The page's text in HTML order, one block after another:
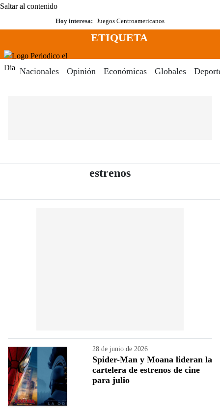
Saltar al contenido
Hoy interesa: Juegos Centroamericanos
Menú
ETIQUETA
Nacionales Opinión Económicas Globales
estrenos- Periódico El
28 de junio de 2026
Spider-Man y Moana lideran la
cartelera de estrenos de cine
para julio